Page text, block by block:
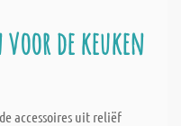
de keuken
accessoires uit reliëf